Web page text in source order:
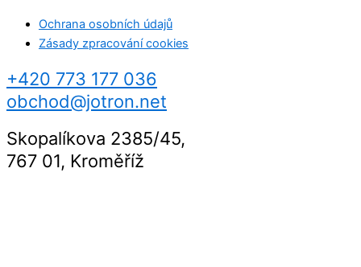
Ochrana osobních údajů
Zásady zpracování cookies
+420 773 177 036
obchod@jotron.net
Skopalíkova 2385/45,
767 01, Kroměříž